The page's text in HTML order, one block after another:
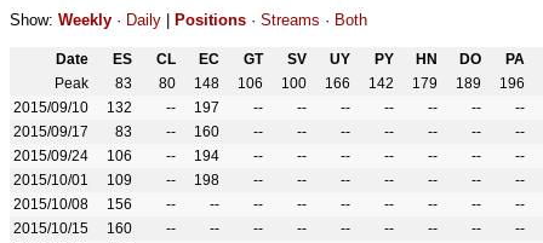
Show: Weekly · Daily Positions · Streams · Both
Date ES CL EC GT SV UY PY HN DO
PA
Peak
83 80 148 106 100 166 142 179 189
196
2015/09/10
132 -- 197 -- -- -- -- -- --
--
2015/09/17
83 -- 160 -- -- -- -- -- --
--
2015/09/24
106 -- 194 -- -- -- -- -- --
--
2015/10/01
109 -- 198 -- -- -- -- -- --
--
2015/10/08
156 -- -- -- -- -- -- -- --
--
2015/10/15
160 -- -- -- -- -- -- -- --
--